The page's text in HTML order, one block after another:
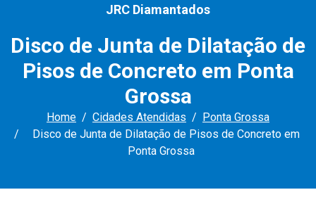
JRC Diamantados
Disco de Junta de Dilatação de
Pisos de Concreto em Ponta
Grossa
Home Cidades Atendidas
Ponta Grossa
Disco de Junta de Dilatação de Pisos de Concreto em
Ponta Grossa